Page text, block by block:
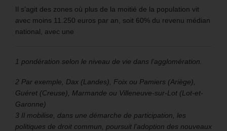
Il s’agit des zones où plus de la moitié de la population vit
avec moins 11.250 euros par an, soit 60% du revenu médian
national, avec une
1 pondération selon le niveau de vie dans l’agglomération.
2 Par exemple, Dax (Landes), Foix ou Pamiers (Ariège),
Guéret (Creuse), Marmande ou Villeneuve-sur-Lot (Lot-et-
Garonne)
3 Il mobilise, dans une démarche de participation, les
politiques de droit commun, poursuit l’adoption des nouveaux